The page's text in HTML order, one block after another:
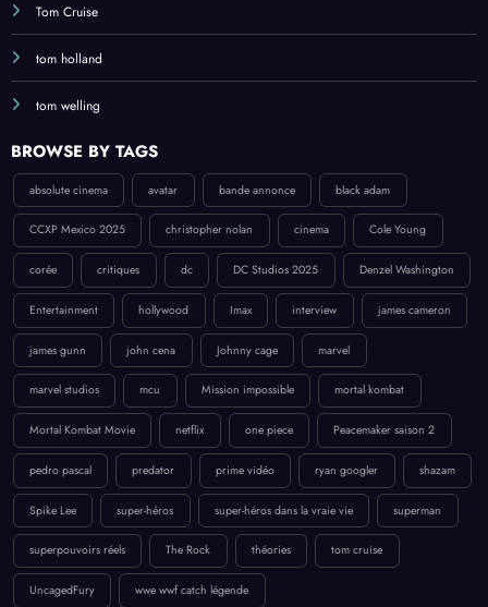
Tom Cruise
tom holland
tom welling
BROWSE BY TAGS
absolute cinema avatar bande annonce black adam
CCXP Mexico 2025 christopher nolan cinema Cole Young
corée critiques dc DC Studios 2025 Denzel Washington
Entertainment hollywood Imax interview james cameron
james gunn john cena Johnny cage marvel
marvel studios mcu Mission impossible mortal kombat
Mortal Kombat Movie netflix one piece Peacemaker saison 2
pedro pascal predator prime vidéo ryan googler shazam
Spike Lee super-héros super-héros dans la vraie vie superman
superpouvoirs réels The Rock théories tom cruise
UncagedFury wwe wwf catch légende